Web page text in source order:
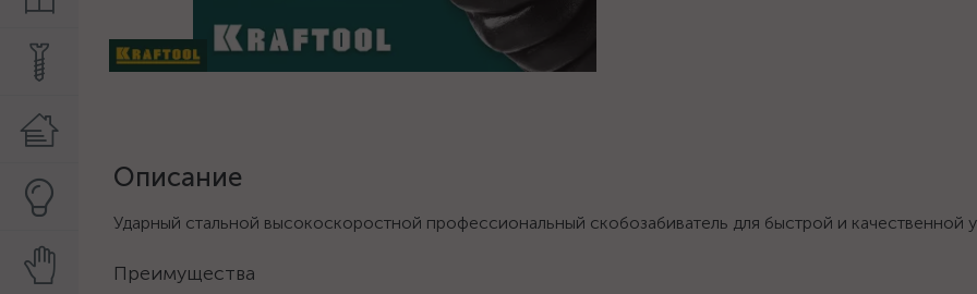
Описание
Ударный стальной высокоскоростной профессиональный скобозабиватель для быстрой и качественной
Преимущества